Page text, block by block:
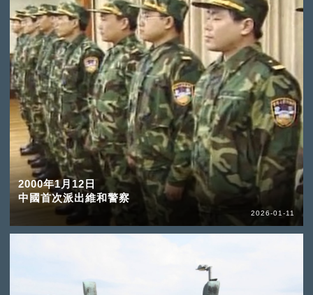
2000年1月12日
中國首次派出維和警察
2026-01-11